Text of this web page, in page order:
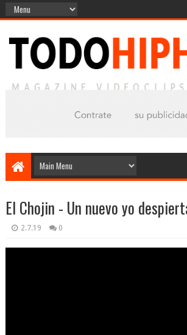
El Chojin - Un nuevo yo
2.7.19 0